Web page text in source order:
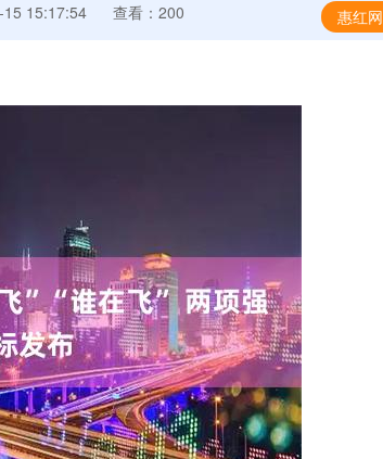
惠红网
15 15:17:54 查看：200